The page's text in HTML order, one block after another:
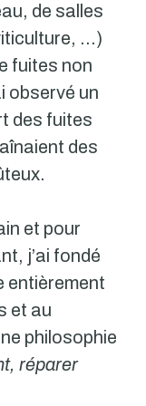
de salles
…)
fuites non
observé un
des fuites
des
et pour
j’ai fondé
entièrement
et au
philosophie
réparer